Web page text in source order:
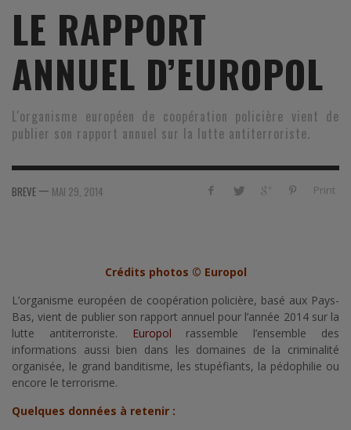
LE RAPPORT
ANNUEL D’EUROPOL
L'organisme européen de coopération policière vient de
publier son rapport annuel sur la lutte antiterroriste.
Print
BREVE — MAI 29, 2014
Crédits photos © Europol
L’organisme européen de coopération policière, basé aux Pays-
Bas, vient de publier son rapport annuel pour l’année 2014 sur la
lutte antiterroriste.
Europol rassemble l’ensemble des
informations aussi bien dans les domaines de la criminalité
organisée, le grand banditisme, les stupéfiants, la pédophilie ou
encore le terrorisme.
Quelques données à retenir :